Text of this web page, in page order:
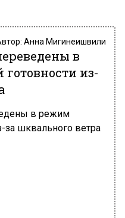
Анна Мигинеишвили
в
из-